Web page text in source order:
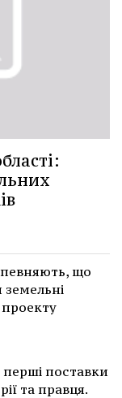
що
проекту
поставки
та правця.